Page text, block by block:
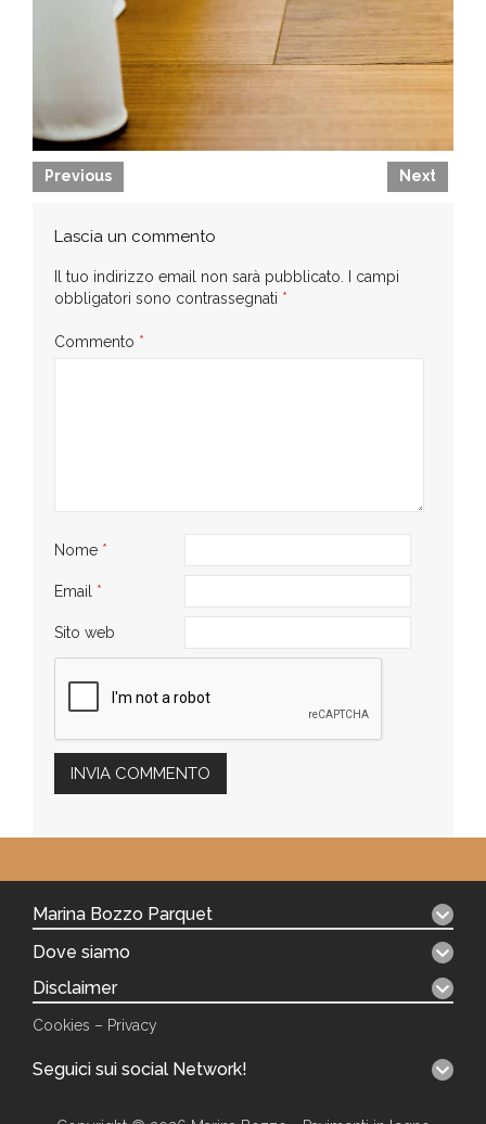
Previous Next
Lascia un commento
Il tuo indirizzo email non sarà pubblicato.
I campi
obbligatori sono contrassegnati *
Commento *
Nome *
Email *
Sito web
Marina Bozzo Parquet
Dove siamo
Disclaimer
Cookies – Privacy
Seguici sui social Network!